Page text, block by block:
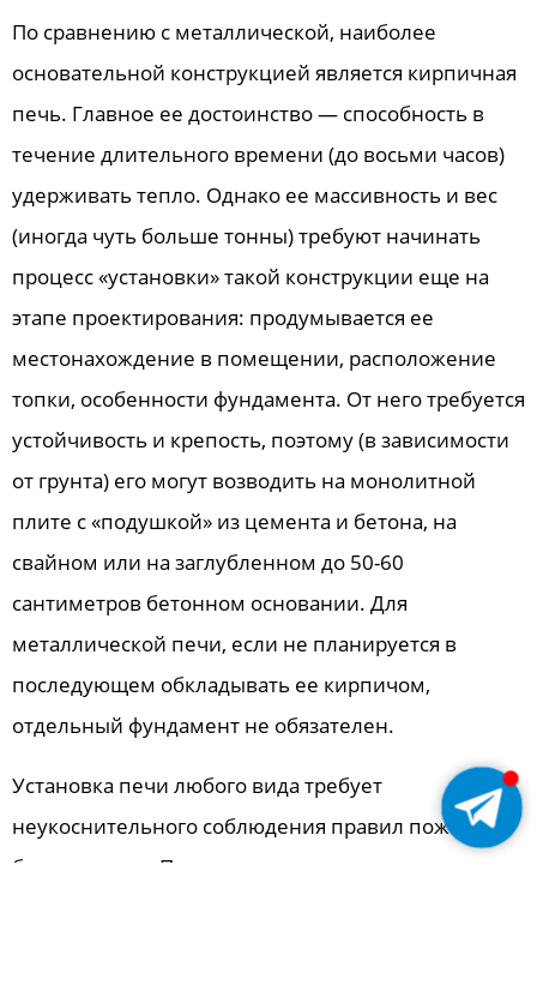
По сравнению с металлической, наиболее
основательной конструкцией является кирпичная
печь. Главное ее достоинство — способность в
течение длительного времени (до восьми часов)
удерживать тепло. Однако ее массивность и вес
(иногда чуть больше тонны) требуют начинать
процесс «установки» такой конструкции еще на
этапе проектирования: продумывается ее
местонахождение в помещении, расположение
топки, особенности фундамента. От него требуется
устойчивость и крепость, поэтому (в зависимости
от грунта) его могут возводить на монолитной
плите с «подушкой» из цемента и бетона, на
свайном или на заглубленном до 50-60
сантиметров бетонном основании. Для
металлической печи, если не планируется в
последующем обкладывать ее кирпичом,
отдельный фундамент не обязателен.
Установка печи любого вида требует
неукоснительного соблюдения правил пожарной
безопасности. Под металлическую конструкцию